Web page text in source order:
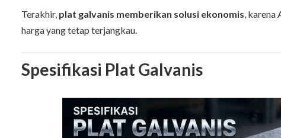
Terakhir, plat galvanis memberikan solusi ekonomis, karena
harga yang tetap terjangkau.
Spesifikasi Plat Galvanis